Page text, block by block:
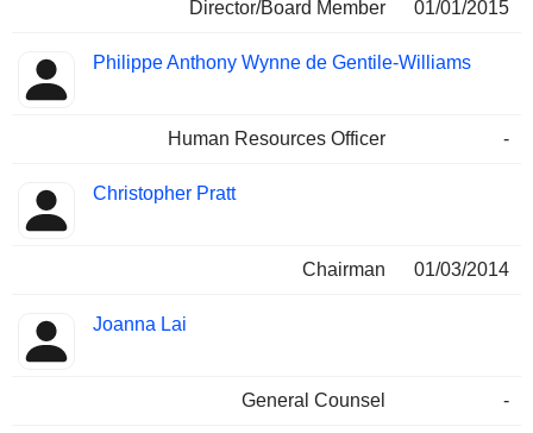
Director/Board Member 01/01/2015
Philippe Anthony Wynne de Gentile-Williams
Human Resources Officer -
Christopher Pratt
Chairman 01/03/2014
Joanna Lai
General Counsel -